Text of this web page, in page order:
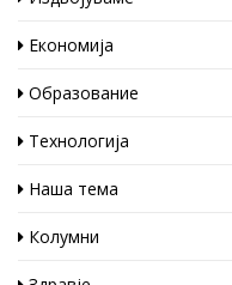
Економија
Образование
Технологија
Наша тема
Колумни